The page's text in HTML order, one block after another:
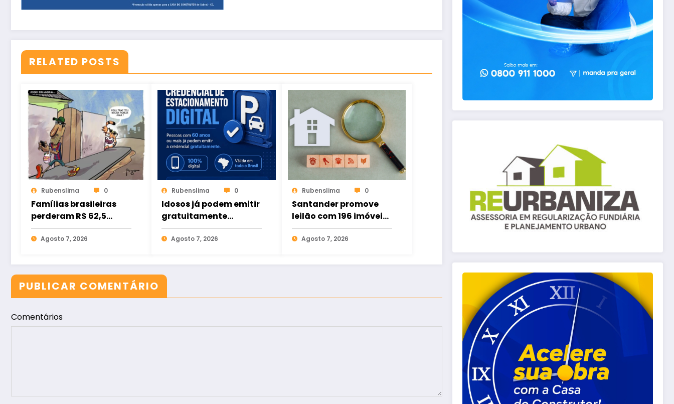
RELATED POSTS
Rubenslima 0
Famílias brasileiras
perderam R$ 62,5
bilhões para bets em
2025Agosto 7, 2026
Rubenslima 0
Idosos já podem emitir
gratuitamente
credencial digital de
estacionamento
Agosto 7, 2026
Rubenslima 0
Santander promove
leilão com 196 imóveis;
há ofertas no Ceará
Agosto 7, 2026
PUBLICAR COMENTÁRIO
Comentários